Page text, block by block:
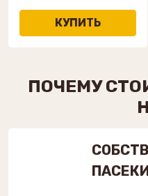
ПОЧЕМУ